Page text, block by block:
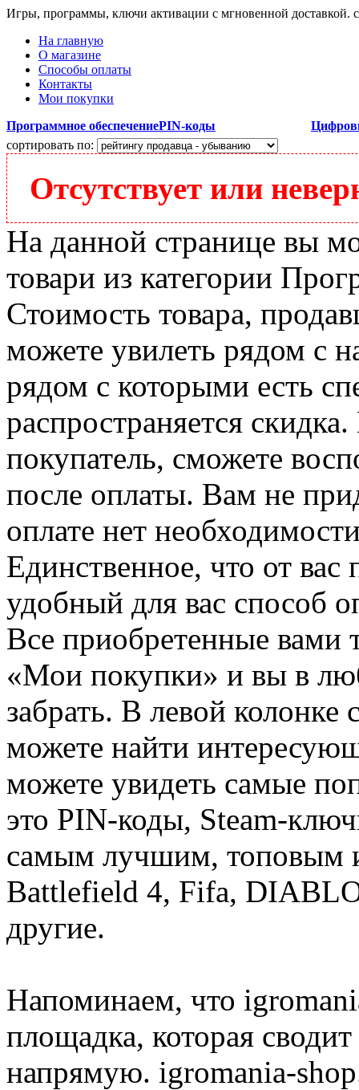
Игры, программы, ключи активации с мгновенной доставкой.
На главную
О магазине
Способы оплаты
Контакты
Мои покупки
Программное обеспечениеPIN-коды
сортировать по:
Отсутствует или
На данной странице вы
товари из категории
Стоимость товара,
можете увилеть рядом с
рядом с которыми есть
распространяется
покупатель, сможете
после оплаты. Вам не
оплате нет
Единственное, что от вас
удобный для вас способ
Все приобретенные вами
«Мои покупки» и вы в
забрать. В левой
можете найти
можете увидеть самые
это PIN-коды, Steam-
самым лучшим, топовым
Battlefield 4, Fifa,
другие.
Напоминаем, что
площадка, которая
напрямую. igromania-